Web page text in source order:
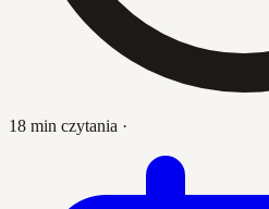
18 min czytania ·